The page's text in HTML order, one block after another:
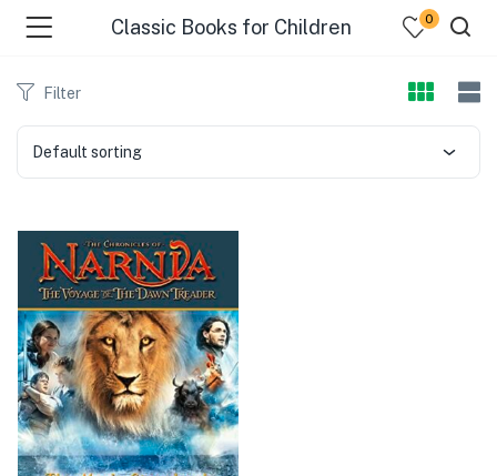
Classic Books for Children 0
Filter
Default sorting